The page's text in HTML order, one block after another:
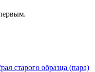
старого образца (пара)